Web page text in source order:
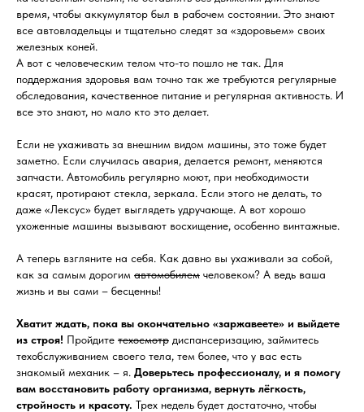
время, чтобы аккумулятор был в рабочем состоянии. Это знают
все автовладельцы и тщательно следят за «здоровьем» своих
железных коней.
А вот с человеческим телом что-то пошло не так. Для
поддержания здоровья вам точно так же требуются регулярные
обследования, качественное питание и регулярная активность. И
все это знают, но мало кто это делает.
Если не ухаживать за внешним видом машины, это тоже будет
заметно. Если случилась авария, делается ремонт, меняются
запчасти. Автомобиль регулярно моют, при необходимости
красят, протирают стекла, зеркала. Если этого не делать, то
даже «Лексус» будет выглядеть удручающе. А вот хорошо
ухоженные машины вызывают восхищение, особенно винтажные.
А теперь взгляните на себя. Как давно вы ухаживали за собой,
как за самым дорогим автомобилем человеком? А ведь ваша
жизнь и вы сами – бесценны!
Хватит ждать, пока вы окончательно «заржавеете» и выйдете
из строя! Пройдите техосмотр диспансеризацию, займитесь
техобслуживанием своего тела, тем более, что у вас есть
знакомый механик – я. Доверьтесь профессионалу, и я помогу
вам восстановить работу организма, вернуть лёгкость,
стройность и красоту. Трех недель будет достаточно, чтобы